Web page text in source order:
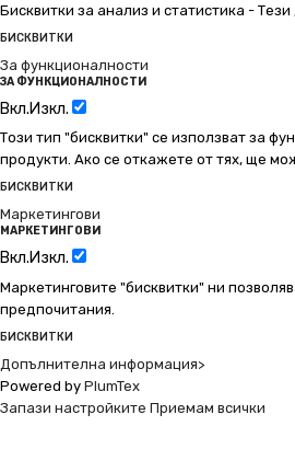
Бисквитки за анализ и статистика -
БИСКВИТКИ
За функционалности
ЗА ФУНКЦИОНАЛНОСТИ
Вкл.Изкл.
Този тип "бисквитки" се използват за
продукти. Ако се откажете от тях, ще
БИСКВИТКИ
Маркетингови
МАРКЕТИНГОВИ
Вкл.Изкл.
Маркетинговите "бисквитки" ни
предпочитания.
БИСКВИТКИ
Допълнителна информация>
Powered by PlumTex
Запази настройките Приемам всички